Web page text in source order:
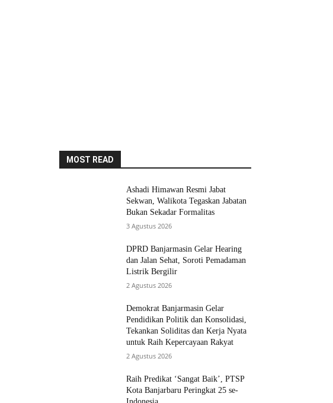
MOST READ
Ashadi Himawan Resmi Jabat
Sekwan, Walikota Tegaskan Jabatan
Bukan Sekadar Formalitas
3 Agustus 2026
DPRD Banjarmasin Gelar Hearing
dan Jalan Sehat, Soroti Pemadaman
Listrik Bergilir
2 Agustus 2026
Demokrat Banjarmasin Gelar
Pendidikan Politik dan Konsolidasi,
Tekankan Soliditas dan Kerja Nyata
untuk Raih Kepercayaan Rakyat
2 Agustus 2026
Raih Predikat ‘Sangat Baik’, PTSP
Kota Banjarbaru Peringkat 25 se-